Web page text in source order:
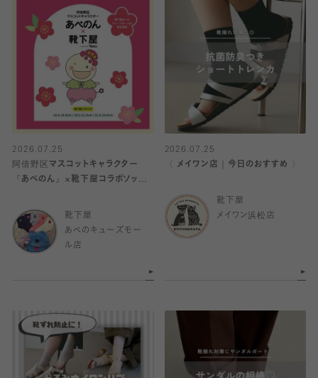
2026.07.25
阿倍野区マスコットキャラクター
『あべのん』×靴下屋コラボソック
靴下屋
あべのキューズモー
ル店
2026.07.25
〈 メイワン店｜今日のおすすめ 〉
靴下屋
メイワン浜松店